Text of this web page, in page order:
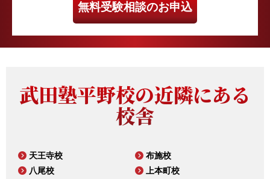
無料受験相談のお申込
武田塾平野校の近隣にある
校舎
天王寺校
布施校
八尾校
上本町校